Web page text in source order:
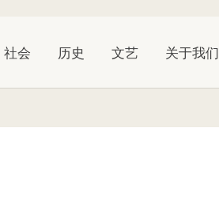
社会 历史 文艺 关于我们